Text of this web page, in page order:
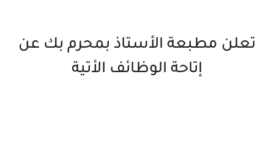
تعلن مطبعة الأستاذ بمحرم بك عن
إتاحة الوظائف الأتية